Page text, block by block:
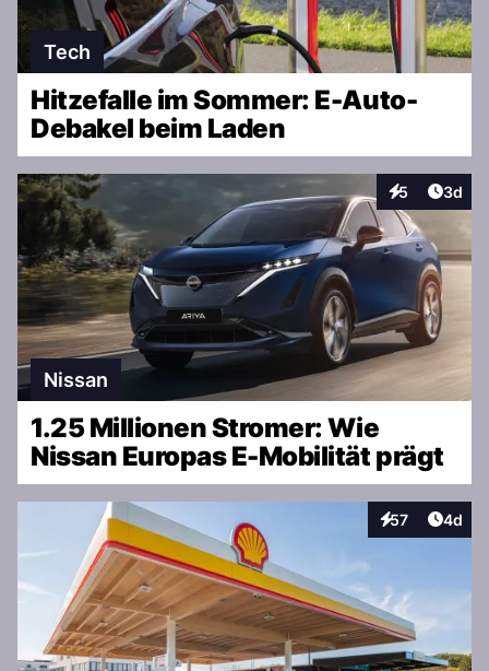
Tech
Hitzefalle im Sommer: E-Auto-
Debakel beim Laden
5
Interaktionen
3d
Nissan
1.25 Millionen Stromer: Wie
Nissan Europas E-Mobilität prägt
57
Interaktionen
4d